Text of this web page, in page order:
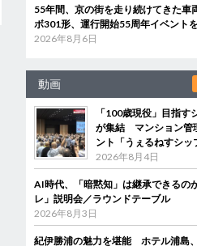
55年間、京の街を走り続けてきた
ボ301形、運行開始55周年イベント
2026年8月6日
動画
「100歳現役」目指す
が集結 マンション管
ント「うぇるねすシッ
2026年8月4日
AI時代、「暗黙知」は継承できる
レ」説明会／ラウンドテーブル
2026年8月3日
紀伊勝浦の魅力を堪能 ホテル浦島